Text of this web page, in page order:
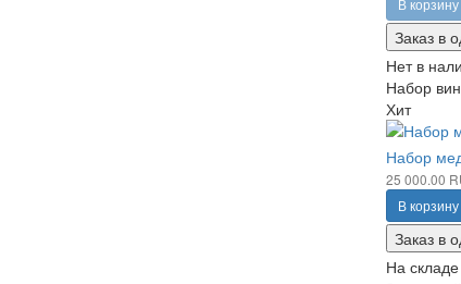
В корзину
Заказ в
Нет в
Набор
Хит
Набор
25 000.00
В корзину
Заказ в
На складе